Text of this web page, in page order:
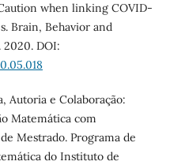
when linking COVID-
Brain, Behavior and
2020. DOI:
Autoria e Colaboração:
Matemática com
Mestrado. Programa de
do Instituto de